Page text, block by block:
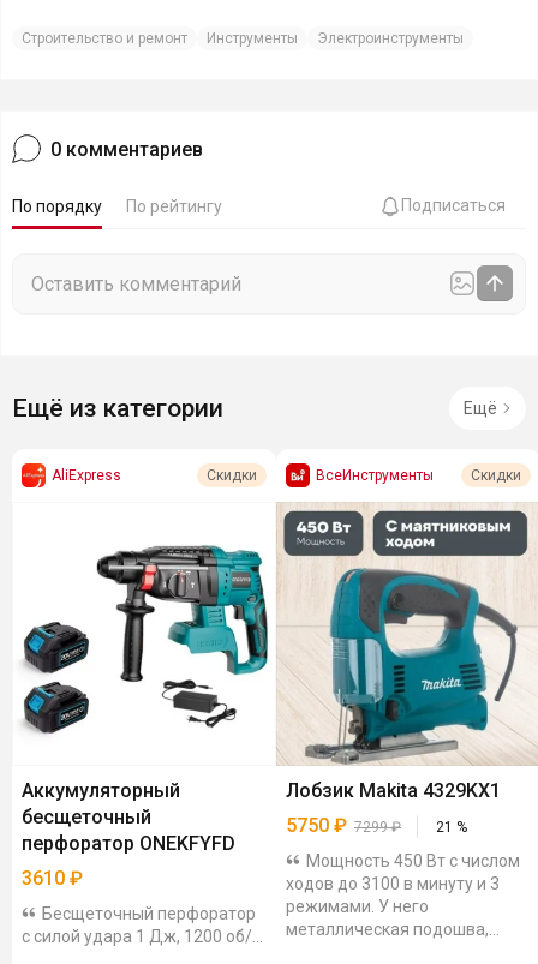
Строительство и ремонт Инструменты Электроинструменты
0 комментариев
По порядку По рейтингу Подписаться
Ещё из категории Ещё
AliExpress Скидки
Аккумуляторный
бесщеточный
перфоратор ONEKFYFD
3610 ₽
Бесщеточный перфоратор
с силой удара 1 Дж, 1200 об/
ВсеИнструменты Скидки
Лобзик Makita 4329KX1
5750 ₽ 7299₽ 21 %
Мощность 450 Вт с числом
ходов до 3100 в минуту и 3
режимами. У него
металлическая подошва,